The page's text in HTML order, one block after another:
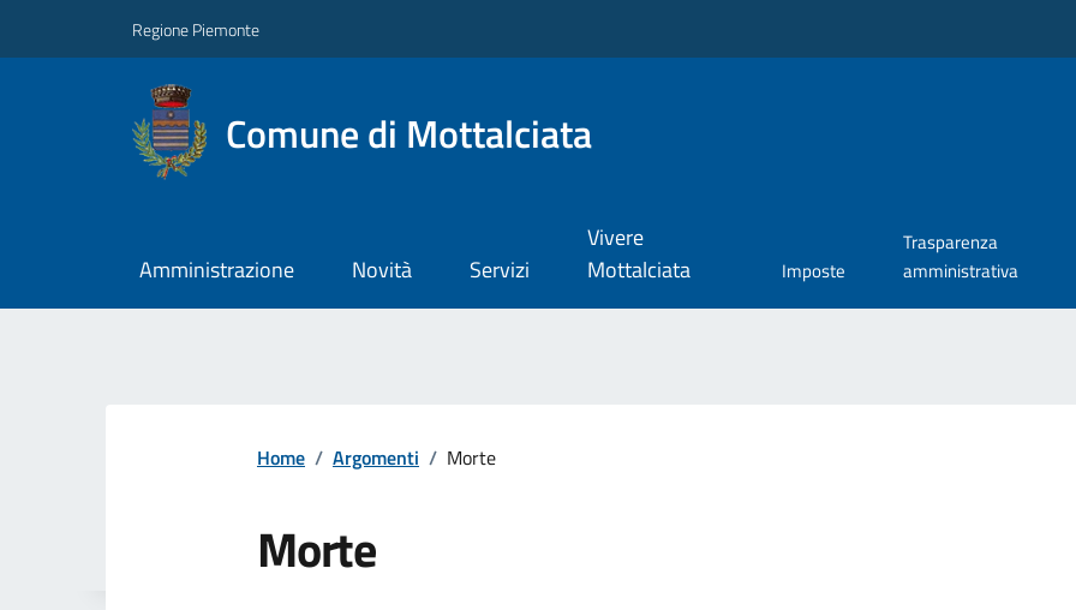
Regione Piemonte
Comune di Mottalciata
Amministrazione Novità Servizi
Vivere
Mottalciata
Imposte
Trasparenza
amministrativa
Home / Argomenti / Morte
Morte